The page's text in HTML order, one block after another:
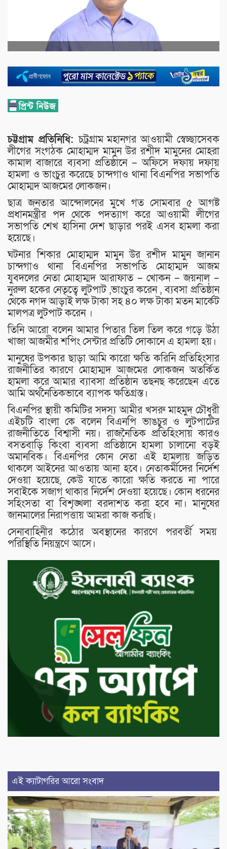
চট্টগ্রাম প্রতিনিধি:চট্রগ্রাম মহানগর আওয়ামী স্বেচ্ছাসেবক
লীগের সংগঠক মোহাম্মদ মামুন উর রশীদ মামুনের মোহরা
কামাল বাজারে ব্যবসা প্রতিষ্ঠানে – অফিসে দফায় দফায়
হামলা ও ভাংচুর করেছে চান্দগাও থানা বিএনপির সভাপতি
মোহাম্মদ আজমের লোকজন।
ছাত্র জনতার আন্দোলনের মুখে গত সোমবার ৫ আগষ্ট
প্রধানমন্ত্রীর পদ থেকে পদত্যাগ করে আওয়ামী লীগের
সভাপতি শেখ হাসিনা দেশ ছাড়ার পরই এসব হামলা করা
হয়েছে।
ঘটনার শিকার মোহাম্মদ মামুন উর রশীদ মামুন জানান
চান্দগাও থানা বিএনপির সভাপতি মোহাম্মদ আজম
যুবদলের নেতা মোহাম্মদ আরাফাত – খোকন – জয়নাল –
নুরুল হকের নেতৃত্বে লুটপাট ,ভাংচুর করেন , ব্যবসা প্রতিষ্ঠান
থেকে নগদ আড়াই লক্ষ টাকা সহ ৪০ লক্ষ টাকা মতন মার্কেট
মালপত্র লুটপাট করেন ।
তিনি আরো বলেন আমার পিতার তিল তিল করে গড়ে উঠা
খাজা আজমীর শপিং সেন্টার প্রতিটি দোকানে এ হামলা হয়।
মানুষের উপকার ছাড়া আমি কারো ক্ষতি করিনি প্রতিহিংসার
রাজনীতির কারণে মোহাম্মদ আজমের লোকজন অতর্কিত
হামলা করে আমার ব্যাবসা প্রতিষ্ঠান তছনছ করেছেন এতে
আমি অর্থনৈতিকভাবে ব্যাপক ক্ষতিগ্রস্ত।
বিএনপির স্থায়ী কমিটির সদস্য আমীর খসরু মাহমুদ চৌধুরী
এইচটি বাংলা কে বলেন বিএনপি ভাঙচুর ও লুটপাটের
রাজনীতিতে বিশ্বাসী নয়। রাজনৈতিক প্রতিহিংসায় কারও
বসতবাড়ি কিংবা ব্যবসা প্রতিষ্ঠানে হামলা চালানো বড়ই
অমানবিক। বিএনপির কোন নেতা এই হামলায় জড়িত
থাকলে আইনের আওতায় আনা হবে। নেতাকর্মীদের নির্দেশ
দেওয়া হয়েছে, কেউ যাতে কারো ক্ষতি করতে না পারে
সবাইকে সজাগ থাকার নির্দেশ দেওয়া হয়েছে। কোন ধরনের
সহিংসতা বা বিশৃঙ্খলা বরদাশত করা হবে না। মানুষের
জানমালের নিরাপত্তায় আমরা কাজ করছি।
সেনাবাহিনীর কঠোর অবস্থানের কারণে পরবর্তী সময়
পরিস্থিতি নিয়ন্ত্রণে আসে।
এই ক্যাটাগরির আরো সংবাদ